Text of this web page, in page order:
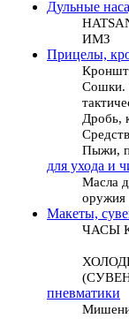
Дульные
ИМЗ
Прицелы,
Сошки.
Дробь,
Пыжи,
для ухода и
Масла
оружия
Макеты,
ЧАСЫ
пневматики
Мишени